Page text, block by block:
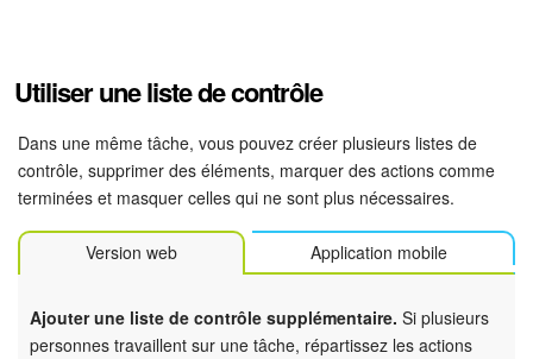
Utiliser une liste de contrôle
Dans une même tâche, vous pouvez créer plusieurs listes de
contrôle, supprimer des éléments, marquer des actions comme
terminées et masquer celles qui ne sont plus nécessaires.
Version web Application mobile
Ajouter une liste de contrôle supplémentaire. Si plusieurs
personnes travaillent sur une tâche, répartissez les actions